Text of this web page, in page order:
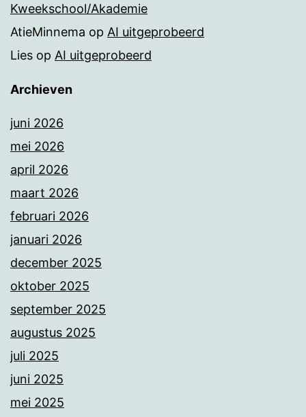
Kweekschool/Akademie
AtieMinnema op AI uitgeprobeerd
Lies op AI uitgeprobeerd
Archieven
juni 2026
mei 2026
april 2026
maart 2026
februari 2026
januari 2026
december 2025
oktober 2025
september 2025
augustus 2025
juli 2025
juni 2025
mei 2025